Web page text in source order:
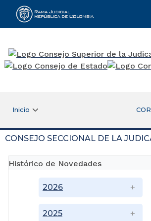
Rama Judicial
Inicio
CONSEJO SECCIONAL DE LA
Histórico de Novedades
2025
2026